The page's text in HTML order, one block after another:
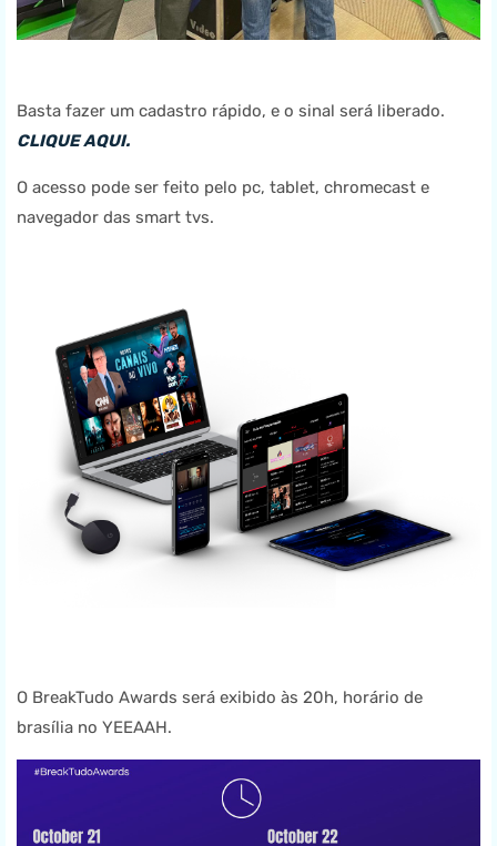
Basta fazer um cadastro rápido, e o sinal será liberado.
CLIQUE AQUI.
O acesso pode ser feito pelo pc, tablet, chromecast e
navegador das smart tvs.
O BreakTudo Awards será exibido às 20h, horário de
brasília no YEEAAH.